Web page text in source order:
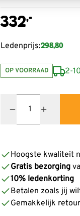
332,-
Ledenprijs:298,80
OP VOORRAAD 2-
Hoogste kwaliteit
Gratis bezorging
10% ledenkorting
Betalen zoals jij
Gemakkelijk